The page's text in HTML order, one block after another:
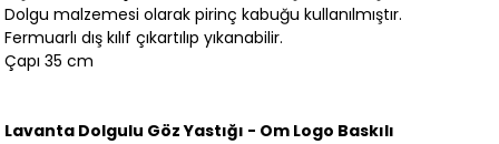
Dolgu malzemesi olarak pirinç kabuğu kullanılmıştır.
Fermuarlı dış kılıf çıkartılıp yıkanabilir.
Çapı 35 cm
Lavanta Dolgulu Göz Yastığı - Om Logo Baskılı